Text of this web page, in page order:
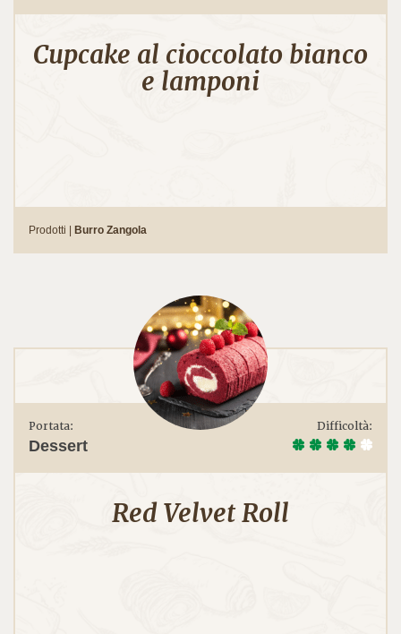
Cupcake al cioccolato bianco
e lamponi
Prodotti | Burro Zangola
Portata:
Dessert
Difficoltà:
Red Velvet Roll